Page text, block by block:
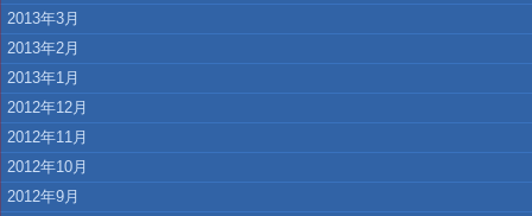
2013年3月
2013年2月
2013年1月
2012年12月
2012年11月
2012年10月
2012年9月